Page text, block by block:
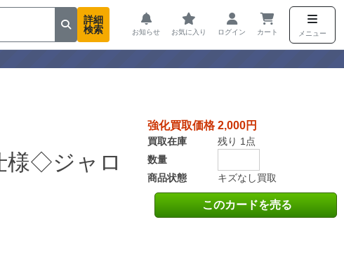
詳細
検索
お知らせ お気に入り ログイン カート メニュー
様◇ジャロ
強化買取価格 2,000円
商品状態 キズなし買取
買取在庫
残り 1点
数量
このカードを売る